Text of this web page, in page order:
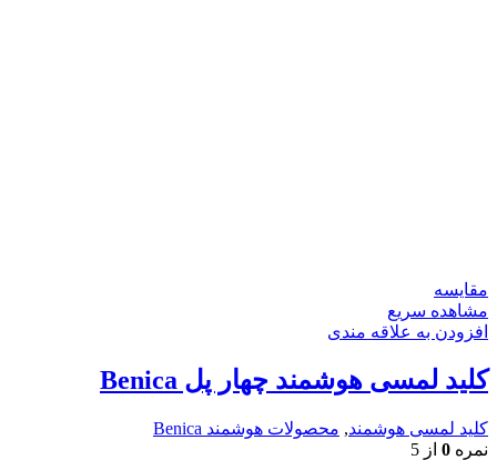
مقایسه
مشاهده سریع
افزودن به علاقه مندی
کلید لمسی هوشمند چهار پل Benica
کلید لمسی هوشمند, محصولات هوشمند Benica
نمره 0 از 5